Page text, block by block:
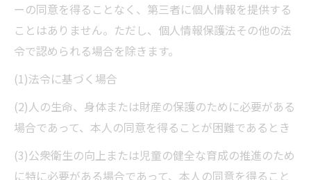
ーの同意を得ることなく、第三者に個人情報を提供する
ことはありません。ただし、個人情報保護法その他の法
令で認められる場合を除きます。
(1)法令に基づく場合
(2)人の生命、身体または財産の保護のために必要がある
場合であって、本人の同意を得ることが困難であるとき
(3)公衆衛生の向上または児童の健全な育成の推進のため
に特に必要がある場合であって、本人の同意を得ること